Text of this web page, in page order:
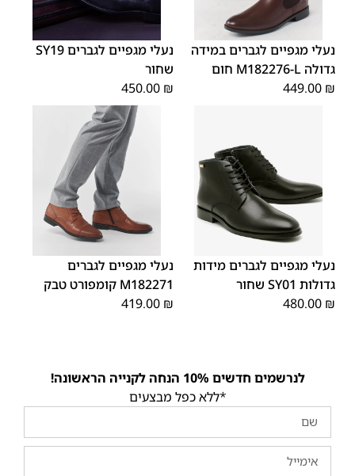
47
48
נעלי מגפיים לגברים במידה
גדולה M182276-L חום
449.00 ₪
39
40
41
42
43
44
45
46
נעלי מגפיים לגברים SY19
שחור
450.00 ₪
נעלי מגפיים לגברים מידות
גדולות SY01 שחור
480.00 ₪
40
42
43
44
46
נעלי מגפיים לגברים
M182271 קומפורט טבק
419.00 ₪
לנרשמים חדשים 10% הנחה לקנייה הראשונה!
*ללא כפל מבצעים